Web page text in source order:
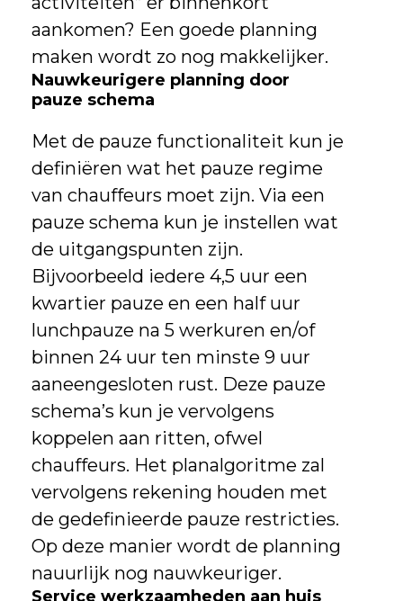
aankomen? Een goede planning
maken wordt zo nog makkelijker.
Nauwkeurigere planning door
pauze schema
Met de pauze functionaliteit kun je
definiëren wat het pauze regime
van chauffeurs moet zijn. Via een
pauze schema kun je instellen wat
de uitgangspunten zijn.
Bijvoorbeeld iedere 4,5 uur een
kwartier pauze en een half uur
lunchpauze na 5 werkuren en/of
binnen 24 uur ten minste 9 uur
aaneengesloten rust. Deze pauze
schema’s kun je vervolgens
koppelen aan ritten, ofwel
chauffeurs. Het planalgoritme zal
vervolgens rekening houden met
de gedefinieerde pauze restricties.
Op deze manier wordt de planning
nauurlijk nog nauwkeuriger.
Service werkzaamheden aan huis